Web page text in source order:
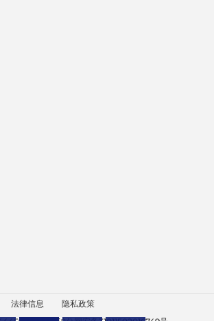
法律信息
隐私政策